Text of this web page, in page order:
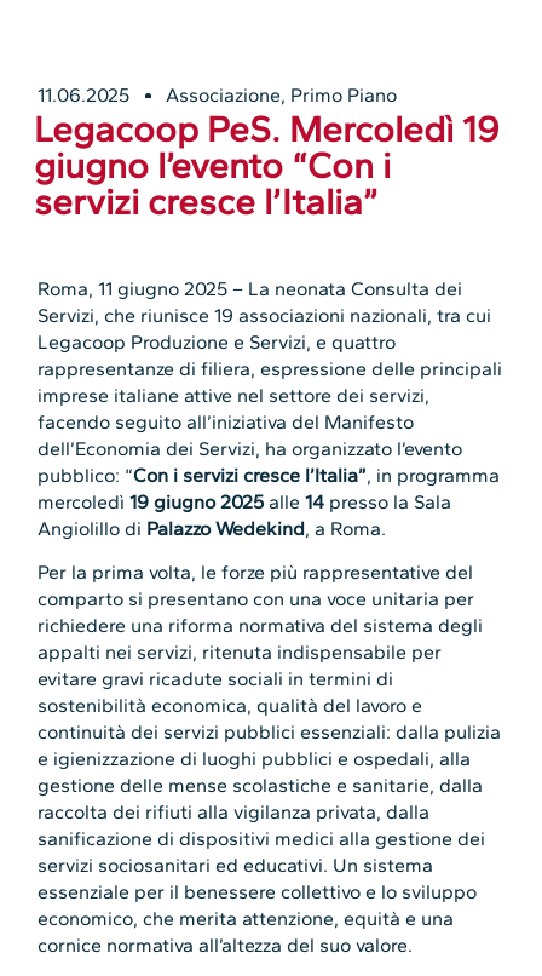
11.06.2025 Associazione, Primo Piano
Legacoop PeS. Mercoledì 19
giugno l’evento “Con i
servizi cresce l’Italia”
Roma, 11 giugno 2025 – La neonata Consulta dei
Servizi, che riunisce 19 associazioni nazionali, tra cui
Legacoop Produzione e Servizi, e quattro
rappresentanze di filiera, espressione delle principali
imprese italiane attive nel settore dei servizi,
facendo seguito all’iniziativa del Manifesto
dell’Economia dei Servizi, ha organizzato l’evento
pubblico: “Con i servizi cresce l’Italia”, in programma
mercoledì19 giugno 2025alle 14 presso la Sala
Angiolillo di Palazzo Wedekind, a Roma.
Per la prima volta, le forze più rappresentative del
comparto si presentano con una voce unitaria per
richiedere una riforma normativa del sistema degli
appalti nei servizi, ritenuta indispensabile per
evitare gravi ricadute sociali in termini di
sostenibilità economica, qualità del lavoro e
continuità dei servizi pubblici essenziali: dalla pulizia
e igienizzazione di luoghi pubblici e ospedali, alla
gestione delle mense scolastiche e sanitarie, dalla
raccolta dei rifiuti alla vigilanza privata, dalla
sanificazione di dispositivi medici alla gestione dei
servizi sociosanitari ed educativi. Un sistema
essenziale per il benessere collettivo e lo sviluppo
economico, che merita attenzione, equità e una
cornice normativa all’altezza del suo valore.